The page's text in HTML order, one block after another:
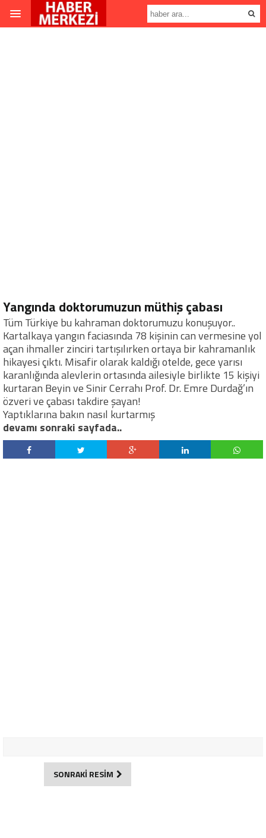
Yangında doktorumuzun müthiş çabası
Tüm Türkiye bu kahraman doktorumuzu konuşuyor..
Kartalkaya yangın faciasında 78 kişinin can vermesine yol
açan ihmaller zinciri tartışılırken ortaya bir kahramanlık
hikayesi çıktı. Misafir olarak kaldığı otelde, gece yarısı
karanlığında alevlerin ortasında ailesiyle birlikte 15 kişiyi
kurtaran Beyin ve Sinir Cerrahı Prof. Dr. Emre Durdağ’ın
özveri ve çabası takdire şayan!
Yaptıklarına bakın nasıl kurtarmış
devamı sonraki sayfada..
SONRAKİ RESİM